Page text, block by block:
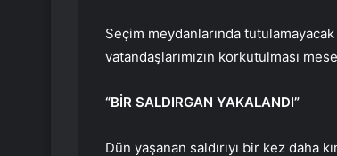
Seçim meydanlarında
vatandaşlarımızın korkutulması
“BİR SALDIRGAN YAKALANDI”
Dün yaşanan saldırıyı bir kez daha